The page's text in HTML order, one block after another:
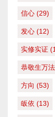
信心 (29)
发心 (12)
实修实证
恭敬生万法
方向 (53)
皈依 (13)